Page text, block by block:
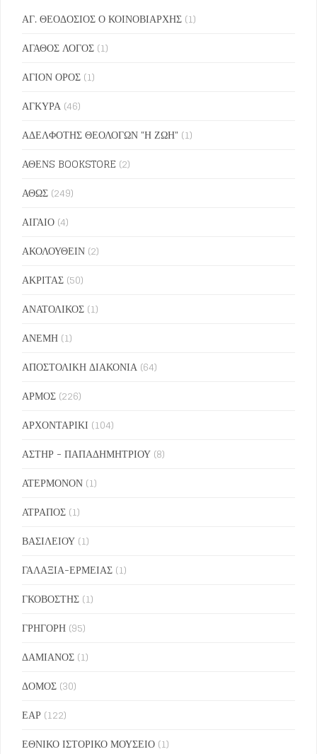
ΑΓ. ΘΕΟΔΟΣΙΟΣ Ο ΚΟΙΝΟΒΙΑΡΧΗΣ (1)
ΑΓΑΘΟΣ ΛΟΓΟΣ (1)
ΑΓΙΟΝ ΟΡΟΣ (1)
ΑΓΚΥΡΑ (46)
ΑΔΕΛΦΟΤΗΣ ΘΕΟΛΟΓΩΝ "Η ΖΩΗ" (1)
ΑΘΕΝS BOOKSTORE (2)
ΑΘΩΣ (249)
ΑΙΓΑΙΟ (4)
ΑΚΟΛΟΥΘΕΙΝ (2)
ΑΚΡΙΤΑΣ (50)
ΑΝΑΤΟΛΙΚΟΣ (1)
ΑΝΕΜΗ (1)
ΑΠΟΣΤΟΛΙΚΗ ΔΙΑΚΟΝΙΑ (64)
ΑΡΜΟΣ (226)
ΑΡΧΟΝΤΑΡΙΚΙ (104)
ΑΣΤΗΡ - ΠΑΠΑΔΗΜΗΤΡΙΟΥ (8)
ΑΤΕΡΜΟΝΟΝ (1)
ΑΤΡΑΠΟΣ (1)
ΒΑΣΙΛΕΙΟΥ (1)
ΓΑΛΑΞΙΑ-ΕΡΜΕΙΑΣ (1)
ΓΚΟΒΟΣΤΗΣ (1)
ΓΡΗΓΟΡΗ (95)
ΔΑΜΙΑΝΟΣ (1)
ΔΟΜΟΣ (30)
ΕΑΡ (122)
ΕΘΝΙΚΟ ΙΣΤΟΡΙΚΟ ΜΟΥΣΕΙΟ (1)